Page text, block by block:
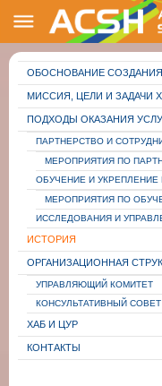
ОБОСНОВАНИЕ СОЗДАНИЯ
МИССИЯ, ЦЕЛИ И ЗАДАЧИ
ПОДХОДЫ ОКАЗАНИЯ
ПАРТНЕРСТВО И
МЕРОПРИЯТИЯ ПО
ОБУЧЕНИЕ И УКРЕПЛЕНИЕ
МЕРОПРИЯТИЯ ПО
ИССЛЕДОВАНИЯ И
ИСТОРИЯ
ОРГАНИЗАЦИОННАЯ
УПРАВЛЯЮЩИЙ КОМИТЕТ
КОНСУЛЬТАТИВНЫЙ СОВЕТ
ХАБ И ЦУР
КОНТАКТЫ